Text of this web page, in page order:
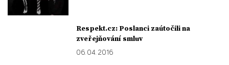
Respekt.cz: Poslanci zaútočili na
zveřejňování smluv
06. 04. 2016